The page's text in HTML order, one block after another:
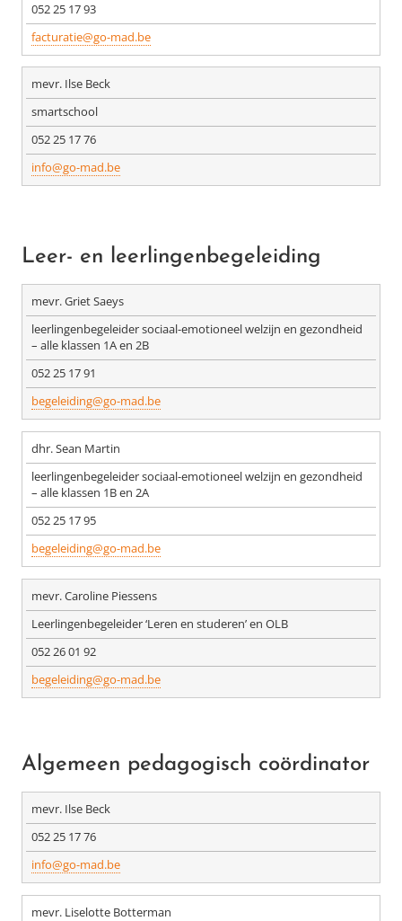
052 25 17 93
facturatie@go-mad.be
mevr. Ilse Beck
smartschool
052 25 17 76
info@go-mad.be
Leer- en leerlingenbegeleiding
mevr. Griet Saeys
leerlingenbegeleider sociaal-emotioneel welzijn en gezondheid
– alle klassen 1A en 2B
052 25 17 91
begeleiding@go-mad.be
dhr. Sean Martin
leerlingenbegeleider sociaal-emotioneel welzijn en gezondheid
– alle klassen 1B en 2A
052 25 17 95
begeleiding@go-mad.be
mevr. Caroline Piessens
Leerlingenbegeleider ‘Leren en studeren’ en OLB
052 26 01 92
begeleiding@go-mad.be
Algemeen pedagogisch coördinator
mevr. Ilse Beck
052 25 17 76
info@go-mad.be
mevr. Liselotte Botterman